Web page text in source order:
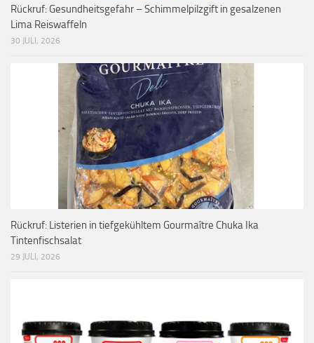
Rückruf: Gesundheitsgefahr – Schimmelpilzgift in gesalzenen
Lima Reiswaffeln
30 JULI, 2026
Rückruf: Listerien in tiefgekühltem Gourmaître Chuka Ika
Tintenfischsalat
29 JULI, 2026